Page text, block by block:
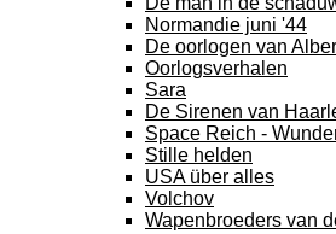
Normandie juni '44
De oorlogen van
Oorlogsverhalen
Sara
De Sirenen van
Space Reich -
Stille helden
USA über alles
Volchov
Wapenbroeders van